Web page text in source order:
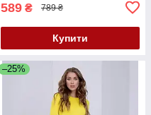
589 ₴ 789 ₴
Купити
–25%